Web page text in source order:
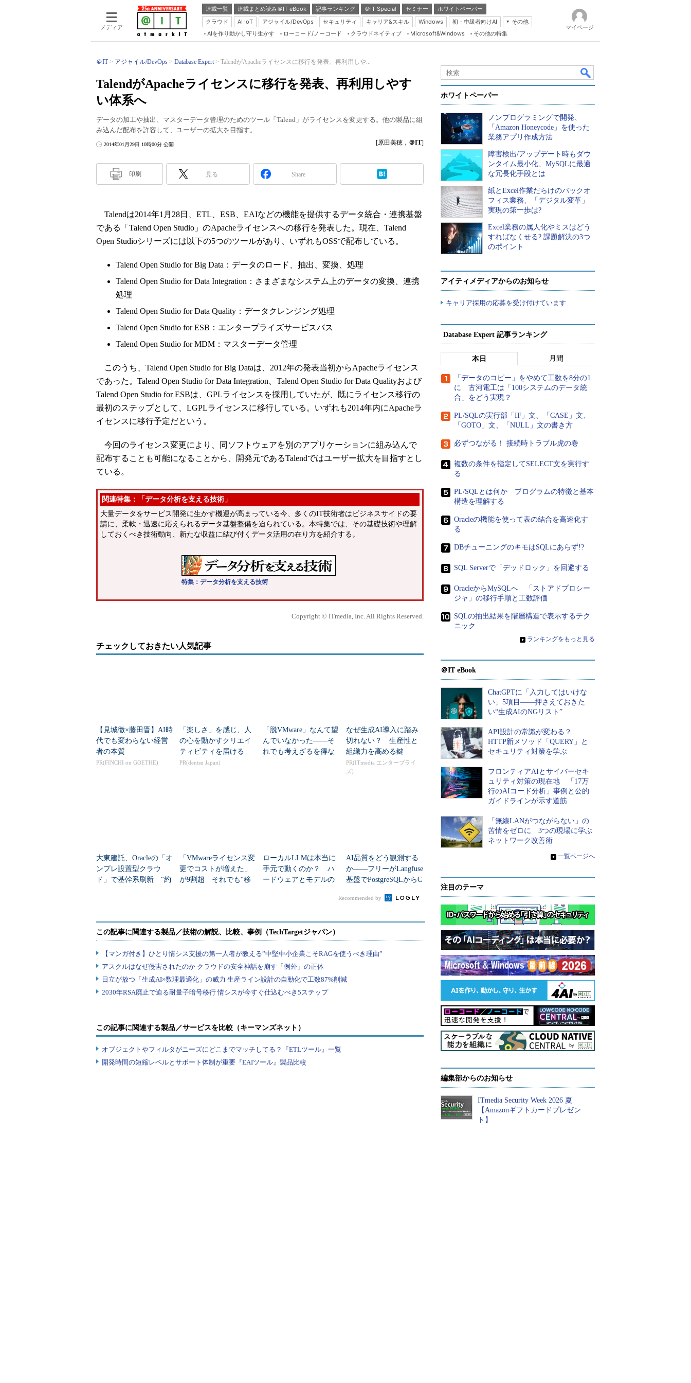
メディア
連載一覧 連載まとめ読み＠IT eBook 記事ランキング ＠IT Special セミナー
ホワイトペーパー
クラウド
AI IoT アジャイル/DevOps セキュリティ キャリア&スキル Windows 初・中級者向けAI
その他
Server & Storage
Coding Edge
Database Expert
Master of IP Network
Security & Trust
AIを作り動かし守り生かす ローコード/ノーコード クラウドネイティブ Microsoft&Windows その他の特集
マイページ
＠IT アジャイル/DevOps Database Expert TalendがApacheライセンスに移行を発表、再利用しや...
TalendがApacheライセンスに移行を発表、再利用しやす
い体系へ
データの加工や抽出、マスターデータ管理のためのツール「Talend」がライセンスを変更する。他の製品に組
み込んだ配布を許容して、ユーザーの拡大を目指す。
2014年01月29日 10時00分 公開 [原田美穂， ＠IT]
印刷 見る Share
Talendは2014年1月28日、ETL、ESB、EAIなどの機能を提供するデータ統合・連携基盤
である「Talend Open Studio」のApacheライセンスへの移行を発表した。現在、Talend
Open Studioシリーズには以下の5つのツールがあり、いずれもOSSで配布している。
Talend Open Studio for Big Data：データのロード、抽出、変換、処理
Talend Open Studio for Data Integration：さまざまなシステム上のデータの変換、連携
処理
Talend Open Studio for Data Quality：データクレンジング処理
Talend Open Studio for ESB：エンタープライズサービスバス
Talend Open Studio for MDM：マスターデータ管理
このうち、Talend Open Studio for Big Dataは、2012年の発表当初からApacheライセンス
であった。Talend Open Studio for Data Integration、Talend Open Studio for Data Qualityおよび
Talend Open Studio for ESBは、GPLライセンスを採用していたが、既にライセンス移行の
最初のステップとして、LGPLライセンスに移行している。いずれも2014年内にApacheラ
イセンスに移行予定だという。
今回のライセンス変更により、同ソフトウェアを別のアプリケーションに組み込んで
配布することも可能になることから、開発元であるTalendではユーザー拡大を目指すとし
ている。
関連特集：「データ分析を支える技術」
大量データをサービス開発に生かす機運が高まっている今、多くのIT技術者はビジネスサイドの要
請に、柔軟・迅速に応えられるデータ基盤整備を迫られている。本特集では、その基礎技術や理解
しておくべき技術動向、新たな収益に結び付くデータ活用の在り方を紹介する。
特集：データ分析を支える技術
Copyright © ITmedia, Inc. All Rights Reserved.
チェックしておきたい人気記事
【見城徹×藤田晋】AI時
代でも変わらない経営
者の本質
PR(FINCHI on GOETHE)
「楽しさ」を感じ、人
の心を動かすクリエイ
ティビティを届ける
PR(dentsu Japan)
「脱VMware」なんて望
んでいなかった――そ
れでも考えざるを得な
なぜ生成AI導入に踏み
切れない？ 生産性と
組織力を高める鍵
PR(ITmedia エンタープライ
ズ)
大東建託、Oracleの「オ
ンプレ設置型クラウ
ド」で基幹系刷新 “約
「VMwareライセンス変
更でコストが増えた」
が9割超 それでも“移
ローカルLLMは本当に
手元で動くのか？ ハ
ードウェアとモデルの
AI品質をどう観測する
か――フリーがLangfuse
基盤でPostgreSQLからC
由
Recommended by
この記事に関連する製品／サービスを比較（キーマンズネット）
オブジェクトやフィルタがニーズにどこまでマッチしてる？『ETLツール』一覧
開発時間の短縮レベルとサポート体制が重要『EAIツール』製品比較
ホワイトペーパー
ノンプログラミングで開発、
「Amazon Honeycode」を使った
業務アプリ作成方法
障害検出/アップデート時もダウ
ンタイム最小化、MySQLに最適
な冗長化手段とは
紙とExcel作業だらけのバックオ
フィス業務、「デジタル変革」
実現の第一歩は?
Excel業務の属人化やミスはどう
すればなくせる? 課題解決の3つ
のポイント
アイティメディアからのお知らせ
キャリア採用の応募を受け付けています
Database Expert 記事ランキング
本日 月間
「データのコピー」をやめて工数を8分の1
に 古河電工は「100システムのデータ統
合」をどう実現？
PL/SQLの実行部「IF」文、「CASE」文、
「GOTO」文、「NULL」文の書き方
必ずつながる！ 接続時トラブル虎の巻
複数の条件を指定してSELECT文を実行す
る
PL/SQLとは何か プログラムの特徴と基本
構造を理解する
Oracleの機能を使って表の結合を高速化す
る
DBチューニングのキモはSQLにあらず!?
SQL Serverで「デッドロック」を回避する
OracleからMySQLへ 「ストアドプロシー
ジャ」の移行手順と工数評価
SQLの抽出結果を階層構造で表示するテク
ニック
» ランキングをもっと見る
＠IT eBook
ChatGPTに「入力してはいけな
い」5項目――押さえておきた
い“生成AIのNGリスト”
API設計の常識が変わる？
HTTP新メソッド「QUERY」と
セキュリティ対策を学ぶ
フロンティアAIとサイバーセキ
ュリティ対策の現在地 「17万
行のAIコード分析」事例と公的
ガイドラインが示す道筋
「無線LANがつながらない」の
苦情をゼロに 3つの現場に学ぶ
ネットワーク改善術
» 一覧ページへ
注目のテーマ
編集部からのお知らせ
ITmedia Security Week 2026 夏
【Amazonギフトカードプレゼン
ト】